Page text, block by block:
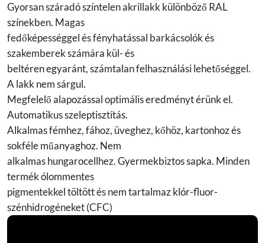
Gyorsan száradó színtelen akrillakk különböző RAL
színekben. Magas
fedőképességgel és fényhatással barkácsolók és
szakemberek számára kül- és
beltéren egyaránt, számtalan felhasználási lehetőséggel.
A lakk nem sárgul.
Megfelelő alapozással optimális eredményt érünk el.
Automatikus szeleptisztítás.
Alkalmas fémhez, fához, üveghez, kőhöz, kartonhoz és
sokféle műanyaghoz. Nem
alkalmas hungarocellhez. Gyermekbiztos sapka. Minden
termék ólommentes
pigmentekkel töltött és nem tartalmaz klór-fluor-
szénhidrogéneket (CFC)